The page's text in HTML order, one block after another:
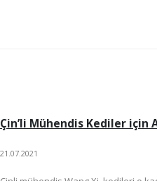
Çin’li Mühendis Kediler için
21.07.2021